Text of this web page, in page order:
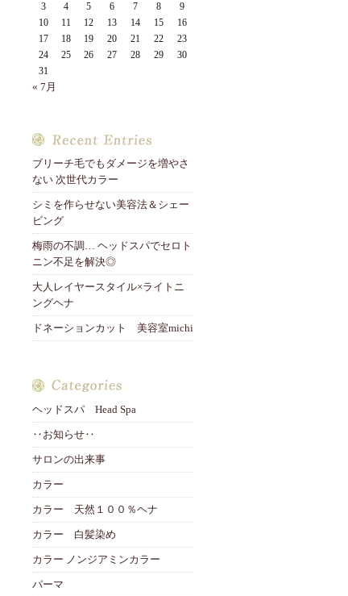
3
4 5 6 7 8
9
10
11 12 13 14 15
16
17
18 19 20 21 22
23
24
25 26 27 28 29
30
31
« 7月
ブリーチ毛でもダメージを増やさ
ない 次世代カラー
シミを作らせない美容法＆シェー
ビング
梅雨の不調… ヘッドスパでセロト
ニン不足を解決◎
大人レイヤースタイル×ライトニ
ングヘナ
ドネーションカット 美容室michi
ヘッドスパ Head Spa
‥お知らせ‥
サロンの出来事
カラー
カラー 天然１００％ヘナ
カラー 白髪染め
カラー ノンジアミンカラー
パーマ